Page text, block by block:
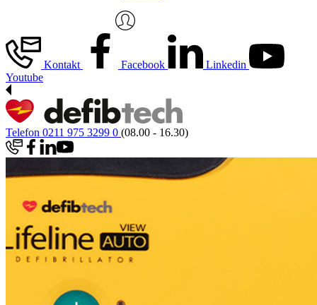
Kontakt Facebook
Linkedin
Youtube
Telefon 0211 975 3299 0 (08.00 - 16.30)